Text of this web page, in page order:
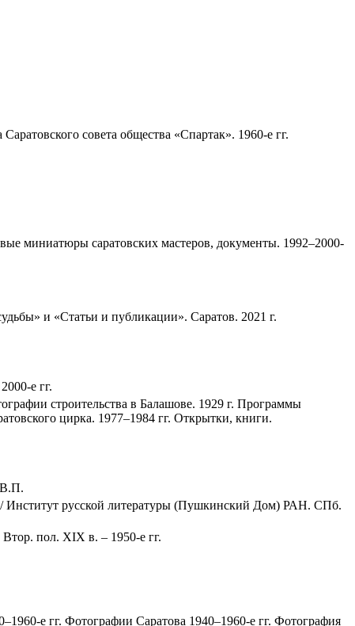
совета общества «Спартак». 1960-е гг.
миниатюры саратовских мастеров, документы. 1992–2000-
и «Статьи и публикации». Саратов. 2021 г.
е гг.
строительства в Балашове. 1929 г. Программы
цирка. 1977–1984 гг. Открытки, книги.
В.П.
русской литературы (Пушкинский Дом) РАН. СПб.
пол. XIX в. – 1950-е гг.
е гг. Фотографии Саратова 1940–1960-е гг. Фотография